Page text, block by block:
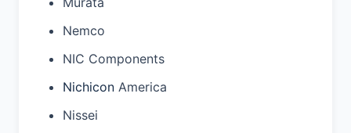
Nemco
NIC Components
Nichicon America
Nissei